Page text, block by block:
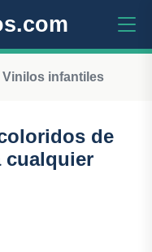
Vinilos infantiles
de
cualquier